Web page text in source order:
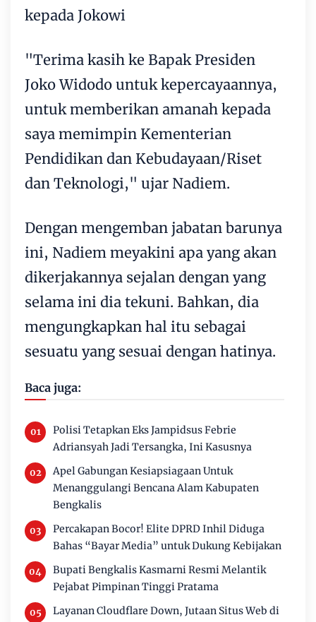
kepada Jokowi
"Terima kasih ke Bapak Presiden
Joko Widodo untuk kepercayaannya,
untuk memberikan amanah kepada
saya memimpin Kementerian
Pendidikan dan Kebudayaan/Riset
dan Teknologi," ujar Nadiem.
Dengan mengemban jabatan barunya
ini, Nadiem meyakini apa yang akan
dikerjakannya sejalan dengan yang
selama ini dia tekuni. Bahkan, dia
mengungkapkan hal itu sebagai
sesuatu yang sesuai dengan hatinya.
Baca juga:
Polisi Tetapkan Eks Jampidsus Febrie
Adriansyah Jadi Tersangka, Ini Kasusnya
Apel Gabungan Kesiapsiagaan Untuk
Menanggulangi Bencana Alam Kabupaten
Bengkalis
Percakapan Bocor! Elite DPRD Inhil Diduga
Bahas “Bayar Media” untuk Dukung Kebijakan
Bupati Bengkalis Kasmarni Resmi Melantik
Pejabat Pimpinan Tinggi Pratama
Layanan Cloudflare Down, Jutaan Situs Web di